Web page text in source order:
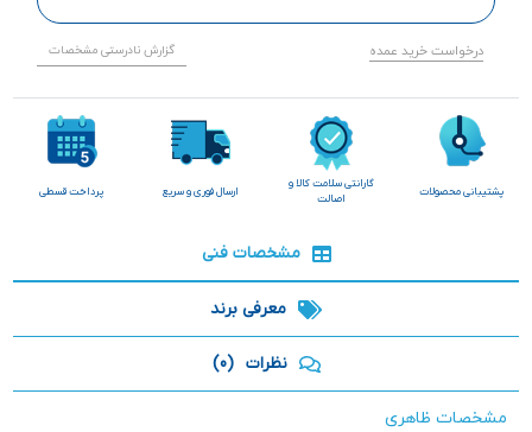
درخواست خرید عمده گزارش نادرستی مشخصات
پشتیبانی محصولات
گارانتی سلامت کالا و
اصالت
ارسال فوری و سریع پرداخت قسطی
مشخصات فنی
معرفی برند
نظرات (0)
مشخصات ظاهری